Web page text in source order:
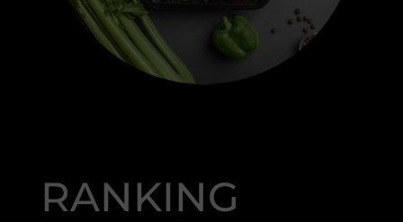
RANKING